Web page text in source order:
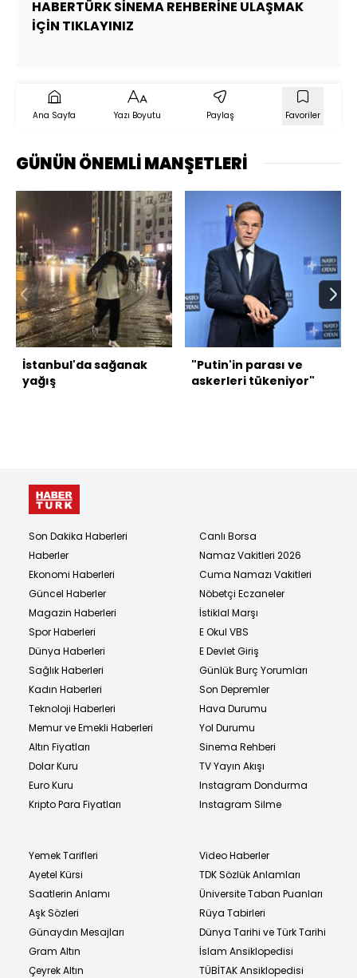
HABERTÜRK SİNEMA REHBERİNE ULAŞMAK
İÇİN TIKLAYINIZ
Ana Sayfa Yazı Boyutu Paylaş Favoriler
GÜNÜN ÖNEMLİ MANŞETLERİ
İstanbul'da sağanak
yağış
"Putin'in parası ve
askerleri tükeniyor"
Son Dakika Haberleri
Haberler
Ekonomi Haberleri
Güncel Haberler
Magazin Haberleri
Spor Haberleri
Dünya Haberleri
Sağlık Haberleri
Kadın Haberleri
Teknoloji Haberleri
Memur ve Emekli Haberleri
Altın Fiyatları
Dolar Kuru
Euro Kuru
Kripto Para Fiyatları
Canlı Borsa
Namaz Vakitleri 2026
Cuma Namazı Vakitleri
Nöbetçi Eczaneler
İstiklal Marşı
E Okul VBS
E Devlet Giriş
Günlük Burç Yorumları
Son Depremler
Hava Durumu
Yol Durumu
Sinema Rehberi
TV Yayın Akışı
Instagram Dondurma
Instagram Silme
Yemek Tarifleri
Ayetel Kürsi
Saatlerin Anlamı
Aşk Sözleri
Günaydın Mesajları
Gram Altın
Çeyrek Altın
Video Haberler
TDK Sözlük Anlamları
Üniversite Taban Puanları
Rüya Tabirleri
Dünya Tarihi ve Türk Tarihi
İslam Ansiklopedisi
TÜBİTAK Ansiklopedisi